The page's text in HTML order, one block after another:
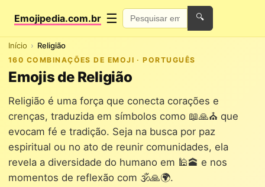
Emojipedia.com.br ☰ 🔍
Início Religião
160 COMBINAÇÕES DE EMOJI · PORTUGUÊS
Emojis de Religião
Religião é uma força que conecta corações e
crenças, traduzida em símbolos como 📖🙏⛪ que
evocam fé e tradição. Seja na busca por paz
espiritual ou no ato de reunir comunidades, ela
revela a diversidade do humano em 🕌🕋 e nos
momentos de reflexão com 🕉️🙏🌍.